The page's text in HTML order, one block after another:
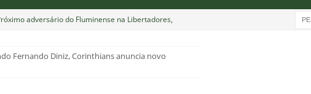
adversário do Fluminense na Libertadores,
apresenta proposta por atacante do Sport
Fernando Diniz, Corinthians anuncia novo